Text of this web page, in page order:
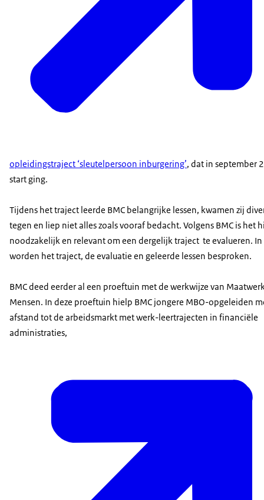
opleidingstraject ‘sleutelpersoon inburgering’, dat in september
start ging.
Tijdens het traject leerde BMC belangrijke lessen, kwamen zij
tegen en liep niet alles zoals vooraf bedacht. Volgens BMC is het
noodzakelijk en relevant om een dergelijk traject te evalueren.
worden het traject, de evaluatie en geleerde lessen besproken.
BMC deed eerder al een proeftuin met de werkwijze van
Mensen. In deze proeftuin hielp BMC jongere MBO-opgeleiden
afstand tot de arbeidsmarkt met werk-leertrajecten in financiële
administraties,